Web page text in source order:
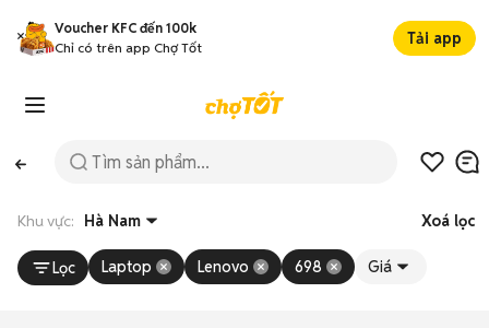
Voucher KFC đến 100k
Chỉ có trên app Chợ Tốt
Tải app
Khu vực: Hà Nam Xoá lọc
Lọc Laptop Lenovo 698 Giá